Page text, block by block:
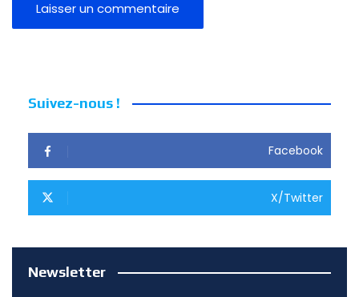
Suivez-nous !
Facebook
X/Twitter
Newsletter